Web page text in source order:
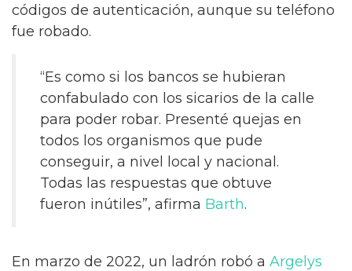
códigos de autenticación, aunque su teléfono
fue robado.
“Es como si los bancos se hubieran
confabulado con los sicarios de la calle
para poder robar. Presenté quejas en
todos los organismos que pude
conseguir, a nivel local y nacional.
Todas las respuestas que obtuve
fueron inútiles”, afirma Barth.
En marzo de 2022, un ladrón robó a Argelys